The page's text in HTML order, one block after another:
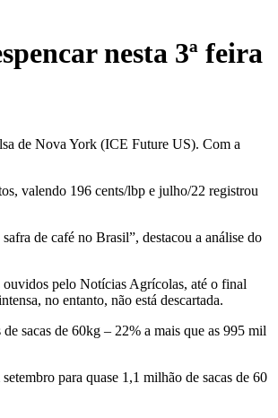
nesta 3ª feira
de Nova York (ICE Future US). Com a
valendo 196 cents/lbp e julho/22 registrou
de café no Brasil”, destacou a análise do
ouvidos pelo Notícias Agrícolas, até o final
no entanto, não está descartada.
sacas de 60kg – 22% a mais que as 995 mil
para quase 1,1 milhão de sacas de 60